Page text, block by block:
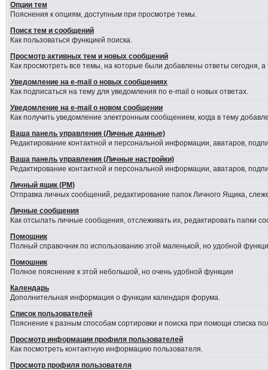
Опции тем
Пояснения к опциям, доступным при просмотре темы.
Поиск тем и сообщений
Как пользоваться функцией поиска.
Просмотр активных тем и новых сообщений
Как просмотреть все темы, на которые были добавлены ответы сегодня,
Уведомление на e-mail о новых сообщениях
Как подписаться на тему для уведомления по e-mail о новых ответах.
Уведомление на е-mail о новом сообщении
Как получить уведомление электронным сообщением, когда в тему
Ваша панель управления (Личные данные)
Редактирование контактной и персональной информации, аватаров,
Ваша панель управления (Личные настройки)
Редактирование контактной и персональной информации, аватаров,
Личный ящик (PM)
Отправка личных сообщений, редактирование папок Личного Ящика,
Личные сообщения
Как отсылать личные сообщения, отслеживать их, редактировать папки
Помощник
Полный справочник по использованию этой маленькой, но удобной
Помошник
Полное пояснение к этой небольшой, но очень удобной функции
Календарь
Дополнительная информация о функции календаря форума.
Список пользователей
Пояснение к разным способам сортировки и поиска при помощи списка
Просмотр информации профиля пользователей
Как посмотреть контактную информацию пользователя.
Просмотр профиля пользователя